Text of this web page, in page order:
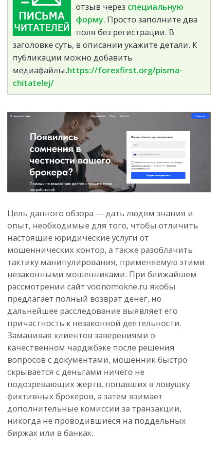
отзыв через специальную
форму. Просто заполните два
поля без регистрации. В
заголовке суть, в описании укажите детали. К
публикации можно добавить
медиафайлы.https://forexfirst.org/pisma-
chitatelej/
Цель данного обзора — дать людям знания и
опыт, необходимые для того, чтобы отличить
настоящие юридические услуги от
мошеннических контор, а также разоблачить
тактику манипулирования, применяемую этими
незаконными мошенниками. При ближайшем
рассмотрении сайт vodnomokne.ru якобы
предлагает полный возврат денег, но
дальнейшее расследование выявляет его
причастность к незаконной деятельности.
Заманивая клиентов заверениями о
качественном чарджбэке после решения
вопросов с документами, мошенник быстро
скрывается с деньгами ничего не
подозревающих жертв, попавших в ловушку
фиктивных брокеров, а затем взимает
дополнительные комиссии за транзакции,
никогда не проводившиеся на поддельных
биржах или в банках.